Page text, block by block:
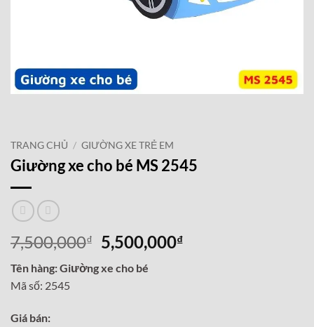
TRANG CHỦ / GIƯỜNG XE TRẺ EM
Giường xe cho bé MS 2545
7,500,000₫
Giá
gốc
là:
5,500,000₫Giá
Tên hàng: Giường xe cho bé
Mã số: 2545
Giá bán: